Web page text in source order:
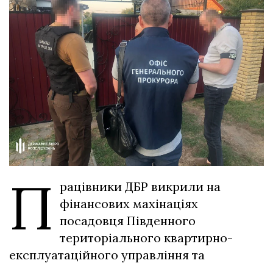
П рацівники ДБР викрили на
фінансових махінаціях
посадовця Південного
територіального квартирно-
експлуатаційного управління та